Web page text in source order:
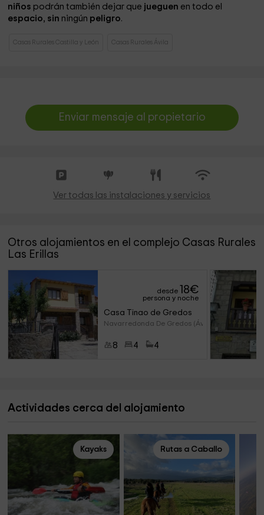
niños podrán también dejar que jueguen en todo el
espacio, sin ningún peligro.
Casas Rurales Castilla y León Casas Rurales Ávila
Enviar mensaje al propietario
Ver todas las instalaciones y servicios
Otros alojamientos en el complejo Casas Rurales
Las Erillas
desde 18€
persona y noche
Casa Tinao de Gredos
Navarredonda De Gredos (Ávila
8 4 4
Actividades cerca del alojamiento
Kayaks Rutas a Caballo